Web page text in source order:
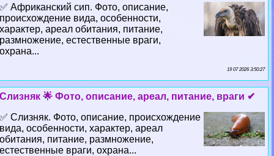
✅ Африканский сип. Фото, описание,
происхождение вида, особенности,
хаpaктер, ареал обитания, питание,
размножение, естественные враги,
охрана...
19 07 2026 3:50:27
Слизняк 🌟 Фото, описание, ареал, питание, враги ✔
✅ Слизняк. Фото, описание, происхождение
вида, особенности, хаpaктер, ареал
обитания, питание, размножение,
естественные враги, охрана...